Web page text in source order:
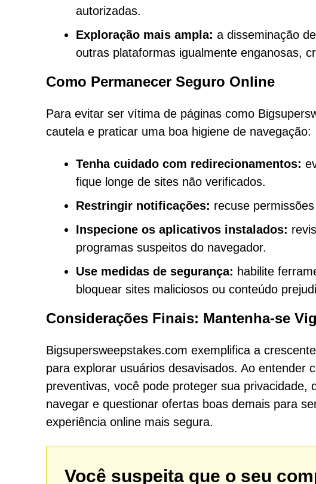
autorizadas.
Exploração mais ampla: a disseminação
outras plataformas igualmente enganosas,
Como Permanecer Seguro Online
Para evitar ser vítima de páginas como
cautela e praticar uma boa higiene de navegação:
Tenha cuidado com redirecionamentos:
fique longe de sites não verificados.
Restringir notificações: recuse
Inspecione os aplicativos instalados:
programas suspeitos do navegador.
Use medidas de segurança: habilite
bloquear sites maliciosos ou conteúdo
Considerações Finais: Mantenha-se
Bigsupersweepstakes.com exemplifica a
para explorar usuários desavisados. Ao entender
preventivas, você pode proteger sua privacidade,
navegar e questionar ofertas boas demais para
experiência online mais segura.
Você suspeita que o seu